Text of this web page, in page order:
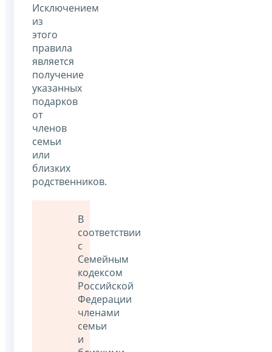
Исключением
из
этого
правила
является
получение
указанных
подарков
от
членов
семьи
или
близких
родственников.
В
соответствии
с
Семейным
кодексом
Российской
Федерации
членами
семьи
и